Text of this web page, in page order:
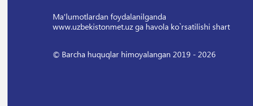
Ma'lumotlardan foydalanilganda
www.uzbekistonmet.uz ga havola ko`rsatilishi shart
© Barcha huquqlar himoyalangan 2019 - 2026